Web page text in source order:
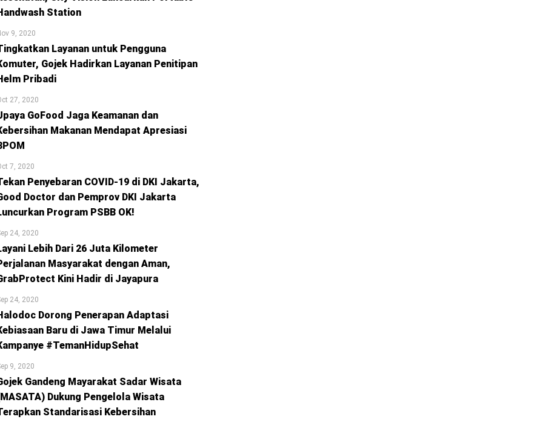
Station
9, 2020
Layanan untuk Pengguna
Gojek Hadirkan Layanan Penitipan
Pribadi
27, 2020
GoFood Jaga Keamanan dan
Makanan Mendapat Apresiasi
7, 2020
Penyebaran COVID-19 di DKI Jakarta,
Doctor dan Pemprov DKI Jakarta
Program PSBB OK!
24, 2020
Lebih Dari 26 Juta Kilometer
Masyarakat dengan Aman,
Kini Hadir di Jayapura
24, 2020
Dorong Penerapan Adaptasi
Baru di Jawa Timur Melalui
#TemanHidupSehat
9, 2020
Gandeng Mayarakat Sadar Wisata
Dukung Pengelola Wisata
Standarisasi Kebersihan